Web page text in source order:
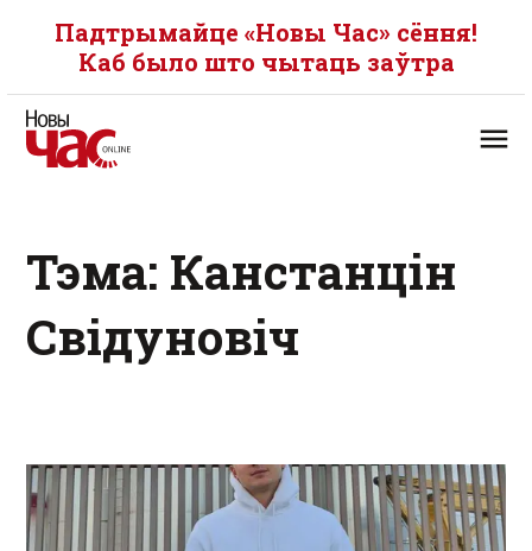
Падтрымайце «Новы Час» сёння!
Каб было што чытаць заўтра
Тэма: Канстанцін
Свідуновіч